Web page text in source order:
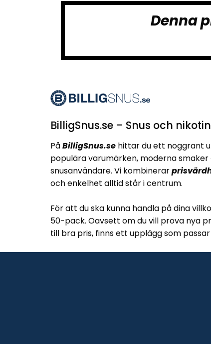
Denna
BilligSnus.se – Snus och
PåBilligSnus.sehittar du ett noggrant
populära varumärken, moderna
snusanvändare. Vi kombinerar
och enkelhet alltid står i centrum.
För att du ska kunna handla på dina
50-pack. Oavsett om du vill prova nya
till bra pris, finns ett upplägg som passar